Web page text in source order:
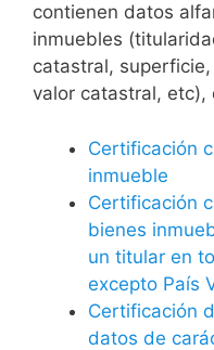
contienen datos
inmuebles
catastral,
valor catastral, etc),
Certificación
inmueble
Certificación
bienes
un titular en
excepto País
Certificación
datos de